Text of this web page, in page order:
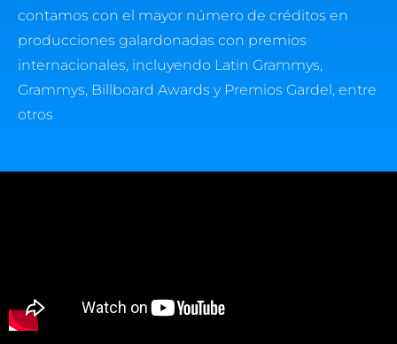
contamos con el mayor número de créditos en
producciones galardonadas con premios
internacionales, incluyendo Latin Grammys,
Grammys, Billboard Awards y Premios Gardel, entre
otros